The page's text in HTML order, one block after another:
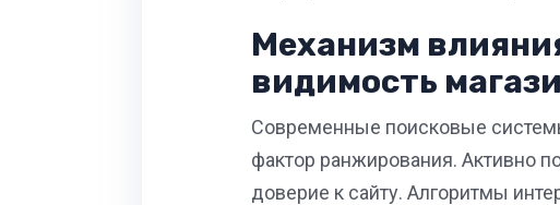
Механизм
видимость
Современные поисковые
фактор ранжирования. Активно
доверие к сайту. Алгоритмы